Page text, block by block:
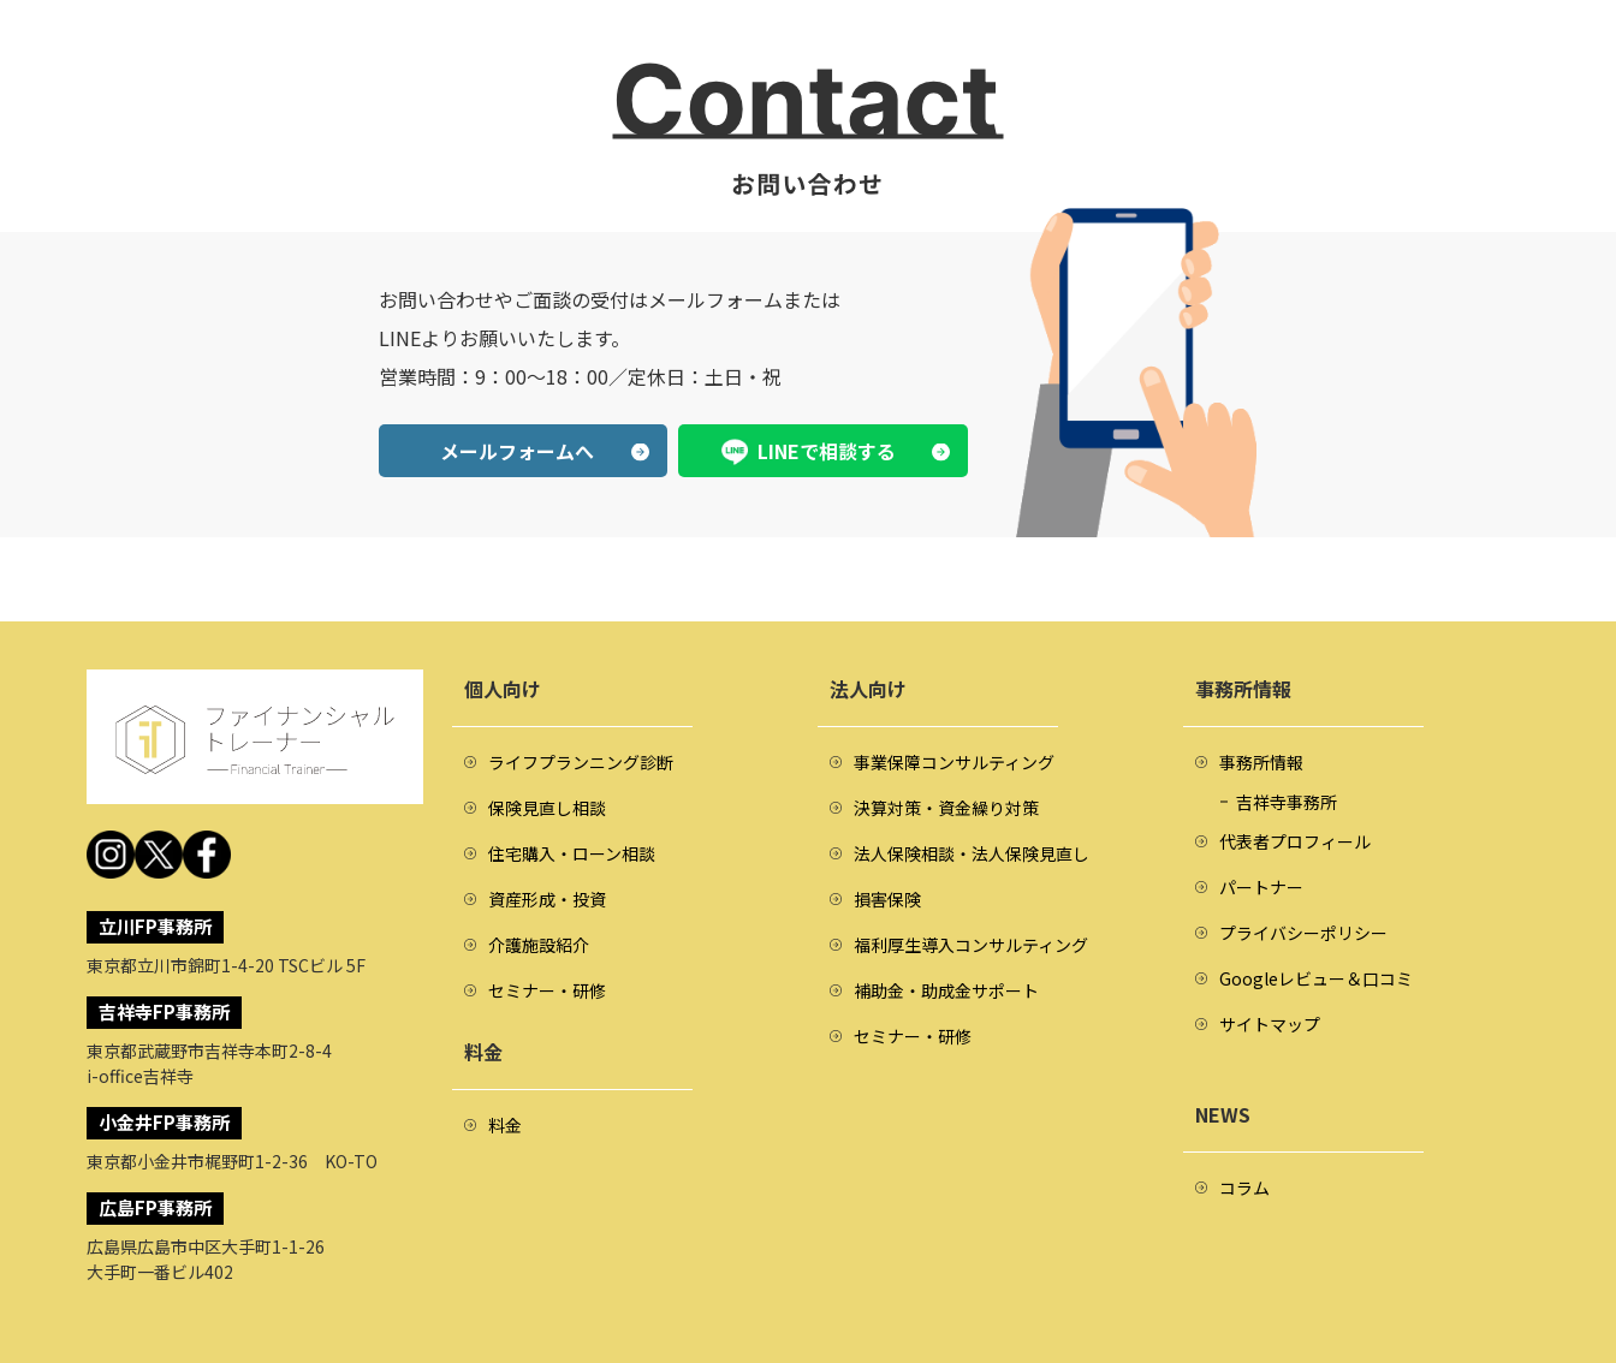
お問い合わせやご面談の受付はメールフォームまたは
LINEよりお願いいたします。
営業時間：9：00～18：00／定休日：土日・祝
メールフォームへ LINEで相談する
立川FP事務所
東京都立川市錦町1-4-20 TSCビル 5F
吉祥寺FP事務所
東京都武蔵野市吉祥寺本町2-8-4
i-office吉祥寺
小金井FP事務所
東京都小金井市梶野町1-2-36 KO-TO
広島FP事務所
広島県広島市中区大手町1-1-26
大手町一番ビル402
個人向け
ライフプランニング診断
保険見直し相談
住宅購入・ローン相談
資産形成・投資
介護施設紹介
セミナー・研修
料金
料金
法人向け
事業保障コンサルティング
決算対策・資金繰り対策
法人保険相談・法人保険見直し
損害保険
福利厚生導入コンサルティング
補助金・助成金サポート
セミナー・研修
事務所情報
事務所情報
吉祥寺事務所
代表者プロフィール
パートナー
プライバシーポリシー
Googleレビュー＆口コミ
サイトマップ
NEWS
コラム